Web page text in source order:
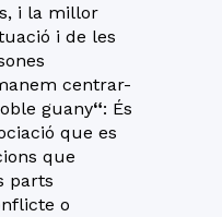
i la millor
i de les
centrar-
guany“: És
que es
que
parts
o